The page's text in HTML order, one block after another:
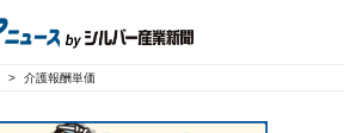
介護報酬単価